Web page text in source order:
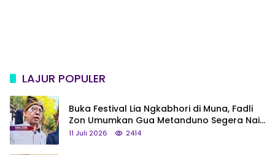
LAJUR POPULER
Buka Festival Lia Ngkabhori di Muna, Fadli
Zon Umumkan Gua Metanduno Segera Naik
Status Jadi Cagar Budaya Nasional
11 Juli 2026 2414